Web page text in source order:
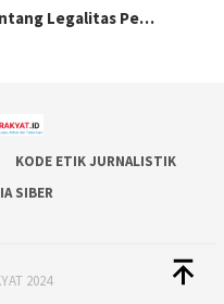
Legalitas Pe…
KODE ETIK JURNALISTIK
SIBER
2024